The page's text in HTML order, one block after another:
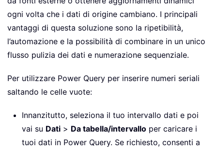
ogni volta che i dati di origine cambiano. I principali
vantaggi di questa soluzione sono la ripetibilità,
l’automazione e la possibilità di combinare in un unico
flusso pulizia dei dati e numerazione sequenziale.
Per utilizzare Power Query per inserire numeri seriali
saltando le celle vuote:
Innanzitutto, seleziona il tuo intervallo dati e poi
vai su Dati > Da tabella/intervallo per caricare i
tuoi dati in Power Query. Se richiesto, consenti a